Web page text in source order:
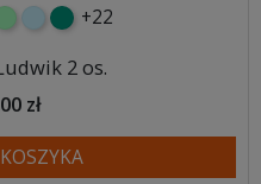
błękitny
turkusowy
+22
2 os.
zł